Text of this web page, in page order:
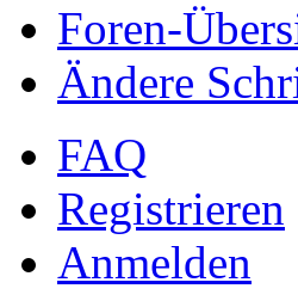
Foren-
Ändere
FAQ
Registrieren
Anmelden